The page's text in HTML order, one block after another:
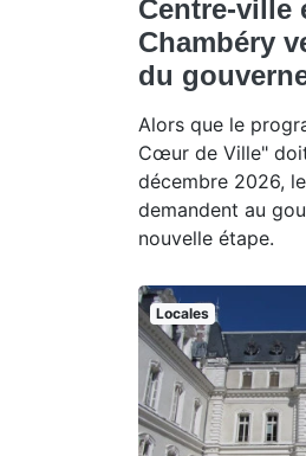
Centre-ville
Chambéry
du
Alors que le
Cœur de Ville"
décembre 2026,
demandent au
nouvelle étape.
Locales